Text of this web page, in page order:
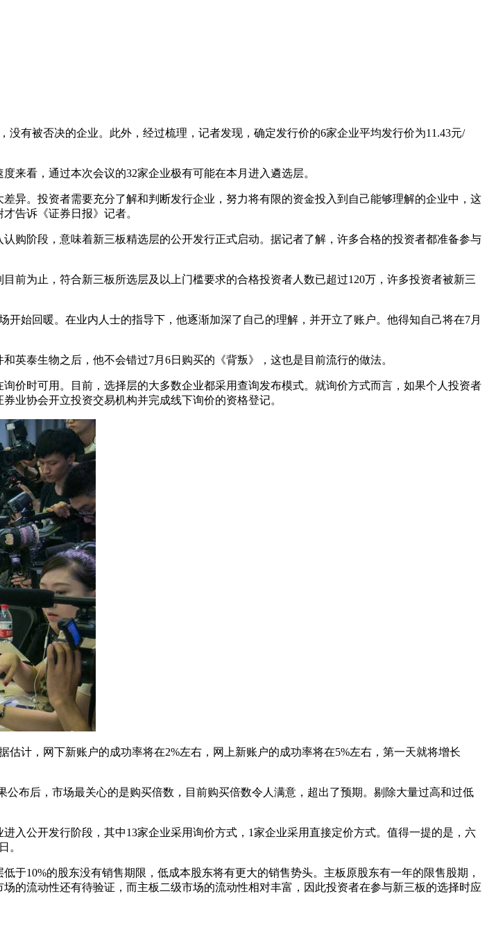
有被否决的企业。此外，经过梳理，记者发现，确定发行价的6家企业平均发行价为11.43元/
来看，通过本次会议的32家企业极有可能在本月进入遴选层。
异。投资者需要充分了解和判断发行企业，努力将有限的资金投入到自己能够理解的企业中，这
告诉《证券日报》记者。
阶段，意味着新三板精选层的公开发行正式启动。据记者了解，许多合格的投资者都准备参与
前为止，符合新三板所选层及以上门槛要求的合格投资者人数已超过120万，许多投资者被新三
始回暖。在业内人士的指导下，他逐渐加深了自己的理解，并开立了账户。他得知自己将在7月
英泰生物之后，他不会错过7月6日购买的《背叛》，这也是目前流行的做法。
价时可用。目前，选择层的大多数企业都采用查询发布模式。就询价方式而言，如果个人投资者
业协会开立投资交易机构并完成线下询价的资格登记。
计，网下新账户的成功率将在2%左右，网上新账户的成功率将在5%左右，第一天就将增长
布后，市场最关心的是购买倍数，目前购买倍数令人满意，超出了预期。剔除大量过高和过低
入公开发行阶段，其中13家企业采用询价方式，1家企业采用直接定价方式。值得一提的是，六
。
10%的股东没有销售期限，低成本股东将有更大的销售势头。主板原股东有一年的限售股期，
的流动性还有待验证，而主板二级市场的流动性相对丰富，因此投资者在参与新三板的选择时应